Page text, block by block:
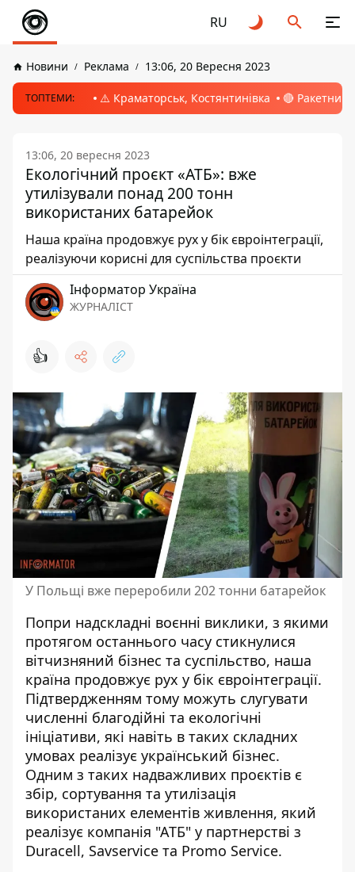
RU
Новини Реклама 13:06, 20 Вересня 2023
ТОПТЕМИ: ⚠️ Краматорськ, Костянтинівка 🔴 Ракетний
13:06, 20 вересня 2023
Екологічний проєкт «АТБ»: вже
утилізували понад 200 тонн
використаних батарейок
Наша країна продовжує рух у бік євроінтеграції,
реалізуючи корисні для суспільства проєкти
Інформатор Україна
ЖУРНАЛІСТ
👍
У Польщі вже переробили 202 тонни батарейок
Попри надскладні воєнні виклики, з якими
протягом останнього часу стикнулися
вітчизняний бізнес та суспільство, наша
країна продовжує рух у бік євроінтеграції.
Підтвердженням тому можуть слугувати
численні благодійні та екологічні
ініціативи, які навіть в таких складних
умовах реалізує український бізнес.
Одним з таких надважливих проєктів є
збір, сортування та утилізація
використаних елементів живлення, який
реалізує компанія "АТБ" у партнерстві з
Duracell, Savservice та Promo Service.